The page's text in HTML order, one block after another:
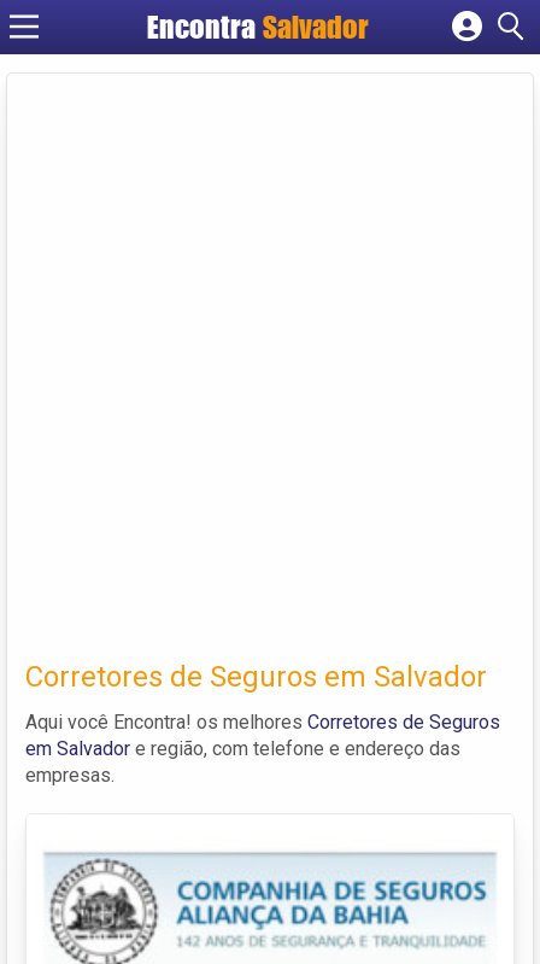
EncontraSalvador
Cadastrar empresa
Corretores de Seguros em Salvador
Aqui você Encontra! os melhores Corretores de Seguros
em Salvador e região, com telefone e endereço das
empresas.